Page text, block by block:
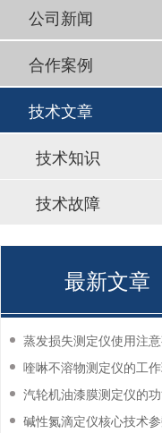
公司新闻
合作案例
技术文章
技术知识
技术故障
最新文章
蒸发损失测定仪使用注
喹啉不溶物测定仪的工